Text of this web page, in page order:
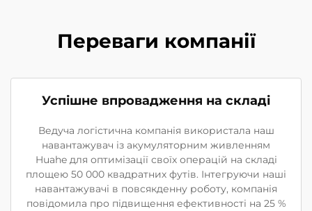
Переваги компанії
Успішне впровадження на складі
Ведуча логістична компанія використала наш
навантажувач із акумуляторним живленням
Huahe для оптимізації своїх операцій на складі
площею 50 000 квадратних футів. Інтегруючи наші
навантажувачі в повсякденну роботу, компанія
повідомила про підвищення ефективності на 25 %